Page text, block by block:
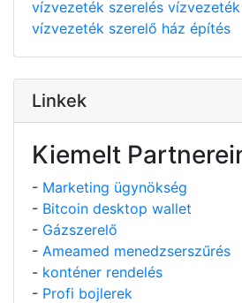
vízvezeték szerelés
vízvezeték szerelő ház építés
Linkek
Kiemelt
- Marketing ügynökség
- Bitcoin desktop wallet
- Gázszerelő
- Ameamed menedzserszűrés
- konténer rendelés
- Profi bojlerek